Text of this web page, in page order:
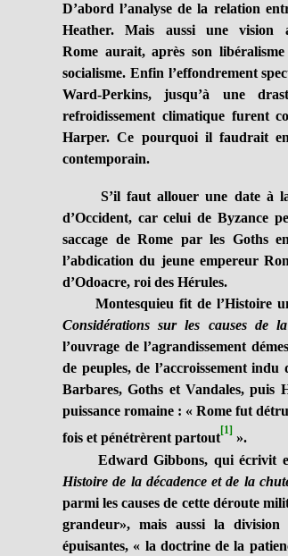
D’abord l’analyse de la relation
Heather. Mais aussi une vision
Rome aurait, après son
socialisme. Enfin l’effondrement
Ward-Perkins, jusqu’à une
refroidissement climatique furent
Harper. Ce pourquoi il faudrait
contemporain.
S’il faut allouer une date à la
d’Occident, car celui de Byzance
saccage de Rome par les Goths
l’abdication du jeune empereur
d’Odoacre, roi des Hérules.
Montesquieu fit de l’Histoire un
Considérations sur les causes de
l’ouvrage de l’agrandissement
de peuples, de l’accroissement
Barbares, Goths et Vandales, puis
puissance romaine : « Rome fut
fois et pénétrèrent partout[1] ».
Edward Gibbons, qui écrivit
Histoire de la décadence et de la
parmi les causes de cette déroute
grandeur», mais aussi la
épuisantes, « la doctrine de la